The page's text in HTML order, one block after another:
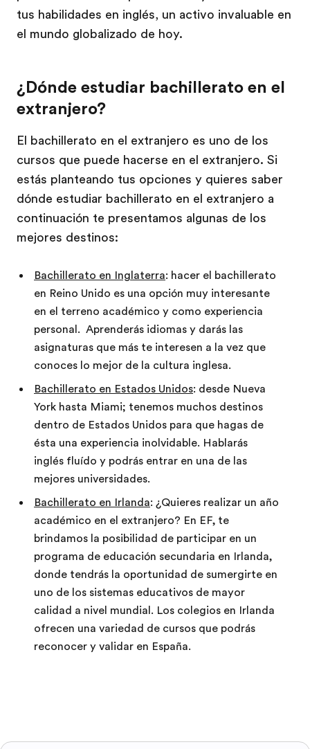
tus habilidades en inglés, un activo invaluable en
el mundo globalizado de hoy.
¿Dónde estudiar bachillerato en el
extranjero?
El bachillerato en el extranjero es uno de los
cursos que puede hacerse en el extranjero. Si
estás planteando tus opciones y quieres saber
dónde estudiar bachillerato en el extranjero a
continuación te presentamos algunas de los
mejores destinos:
Bachillerato en Inglaterra: hacer el bachillerato
en Reino Unido es una opción muy interesante
en el terreno académico y como experiencia
personal. Aprenderás idiomas y darás las
asignaturas que más te interesen a la vez que
conoces lo mejor de la cultura inglesa.
Bachillerato en Estados Unidos: desde Nueva
York hasta Miami; tenemos muchos destinos
dentro de Estados Unidos para que hagas de
ésta una experiencia inolvidable. Hablarás
inglés fluído y podrás entrar en una de las
mejores universidades.
Bachillerato en Irlanda: ¿Quieres realizar un año
académico en el extranjero? En EF, te
brindamos la posibilidad de participar en un
programa de educación secundaria en Irlanda,
donde tendrás la oportunidad de sumergirte en
uno de los sistemas educativos de mayor
calidad a nivel mundial. Los colegios en Irlanda
ofrecen una variedad de cursos que podrás
reconocer y validar en España.